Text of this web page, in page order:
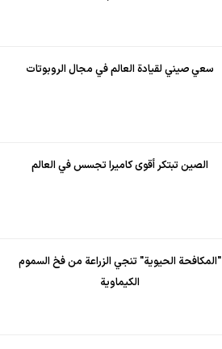
سعي صيني لقيادة العالم في مجال الروبوتات
الصين تبتكر أقوى كاميرا تجسس في العالم
"المكافحة الحيوية" تنجي الزراعة من فخ السموم
الكيماوية